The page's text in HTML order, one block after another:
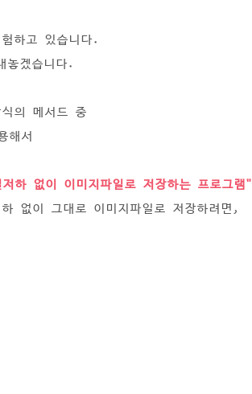
하고 있습니다.
놓겠습니다.
의 메서드 중
해서
하 없이 이미지파일로 저장하는 프로그램"
없이 그대로 이미지파일로 저장하려면,